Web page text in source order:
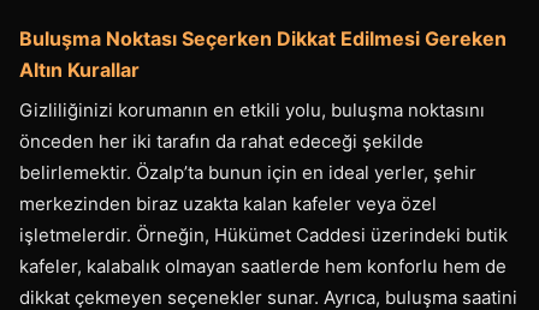
Buluşma Noktası Seçerken Dikkat Edilmesi Gereken
Altın Kurallar
Gizliliğinizi korumanın en etkili yolu, buluşma noktasını
önceden her iki tarafın da rahat edeceği şekilde
belirlemektir. Özalp’ta bunun için en ideal yerler, şehir
merkezinden biraz uzakta kalan kafeler veya özel
işletmelerdir. Örneğin, Hükümet Caddesi üzerindeki butik
kafeler, kalabalık olmayan saatlerde hem konforlu hem de
dikkat çekmeyen seçenekler sunar. Ayrıca, buluşma saatini